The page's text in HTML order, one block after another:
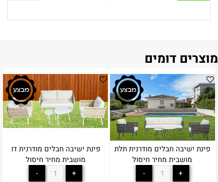
מוצרים דומים
פינת ישיבה חבלים מודרנית תלת
מושבית מחיר חיסול
פינת ישיבה חבלים מודרנית דו
מושבית מחיר חיסול